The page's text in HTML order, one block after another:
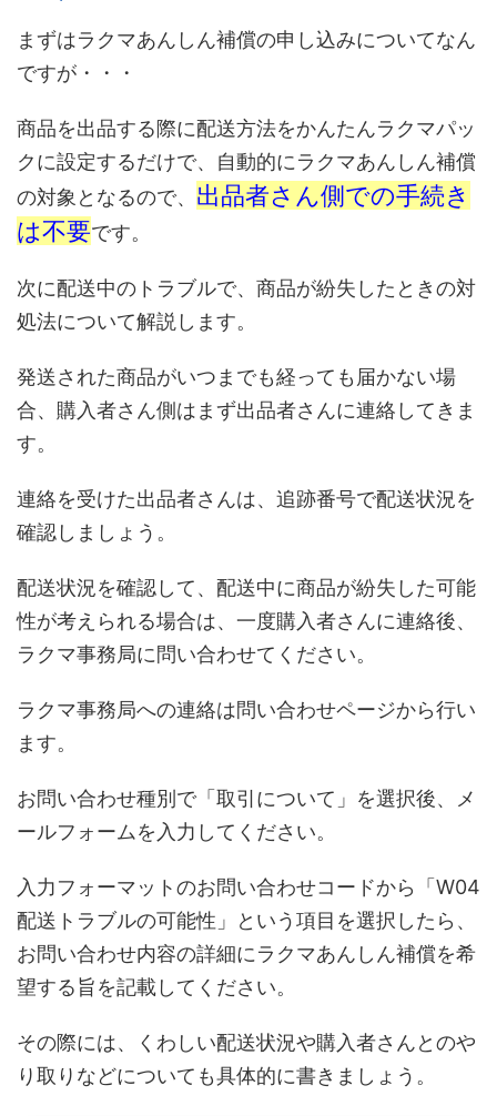
まずはラクマあんしん補償の申し込みについてなん
ですが・・・
商品を出品する際に配送方法をかんたんラクマパッ
クに設定するだけで、自動的にラクマあんしん補償
の対象となるので、 出品者さん側での手続き
は不要です。
次に配送中のトラブルで、商品が紛失したときの対
処法について解説します。
発送された商品がいつまでも経っても届かない場
合、購入者さん側はまず出品者さんに連絡してきま
す。
連絡を受けた出品者さんは、追跡番号で配送状況を
確認しましょう。
配送状況を確認して、配送中に商品が紛失した可能
性が考えられる場合は、一度購入者さんに連絡後、
ラクマ事務局に問い合わせてください。
ラクマ事務局への連絡は問い合わせページから行い
ます。
お問い合わせ種別で「取引について」を選択後、メ
ールフォームを入力してください。
入力フォーマットのお問い合わせコードから「W04
配送トラブルの可能性」という項目を選択したら、
お問い合わせ内容の詳細にラクマあんしん補償を希
望する旨を記載してください。
その際には、くわしい配送状況や購入者さんとのや
り取りなどについても具体的に書きましょう。